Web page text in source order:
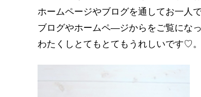
ホームページやブログを通してお一人
ブログやホームペ―ジからをご覧にな
わたくしとてもとてもうれしいです♡。